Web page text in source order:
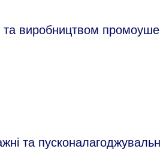
та виробництвом
та